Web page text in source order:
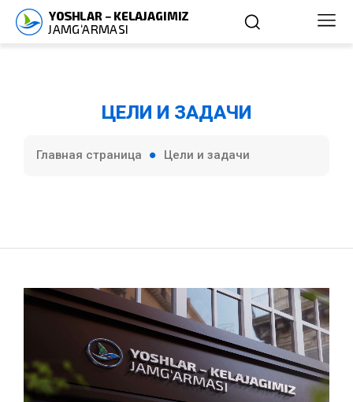
ЦЕЛИ И ЗАДАЧИ
Главная страница Цели и задачи